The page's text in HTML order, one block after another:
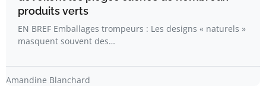
produits verts
EN BREF Emballages trompeurs : Les designs « naturels »
masquent souvent des…
Amandine Blanchard